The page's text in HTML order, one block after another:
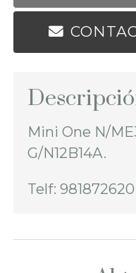
Mini One N/
G/N12B14A.
Telf: 981872620